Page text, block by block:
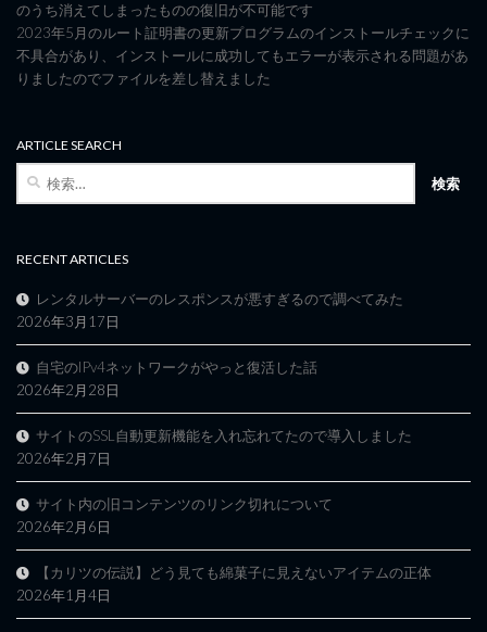
のうち消えてしまったものの復旧が不可能です
2023年5月のルート証明書の更新プログラムのインストールチェックに
不具合があり、インストールに成功してもエラーが表示される問題があ
りましたのでファイルを差し替えました
ARTICLE SEARCH
検
RECENT ARTICLES
レンタルサーバーのレスポンスが悪すぎるので調べてみた
2026年3月17日
自宅のIPv4ネットワークがやっと復活した話
2026年2月28日
サイトのSSL自動更新機能を入れ忘れてたので導入しました
2026年2月7日
サイト内の旧コンテンツのリンク切れについて
2026年2月6日
【カリツの伝説】どう見ても綿菓子に見えないアイテムの正体
2026年1月4日